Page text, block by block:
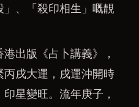
、「殺印相生」嘅靚
港出版《占卜講義》，
戌大運，戌運沖開時
星變旺。流年庚子，